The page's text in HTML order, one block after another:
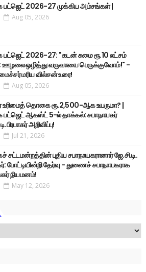
பட்ஜெட் 2026-27 முக்கிய அம்சங்கள் |
Aug 05, 2026
பட்ஜெட் 2026-27: "கடன் சுமை ரூ.10 லட்சம்
ஊழலை ஒழித்து வருவாயை பெருக்குவோம்!" -
மரிய வில்சன் உரை!
Aug 05, 2026
உரிமைத் தொகை ரூ.2,500-ஆக உயருமா? |
பட்ஜெட் ஆகஸ்ட் 5-ல் தாக்கல்: சபாநாயகர்
அறிவிப்பு!
Jul 21, 2026
சட்டமன்றத்தின் புதிய சபாநாயகரானார் ஜே.சி.டி.
போட்டியின்றி தேர்வு - துணைச் சபாநாயகராக
நியமனம்!
May 12, 2026